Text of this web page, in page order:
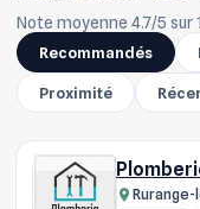
Note moyenne 4.7/5 sur
Recommandés
Proximité